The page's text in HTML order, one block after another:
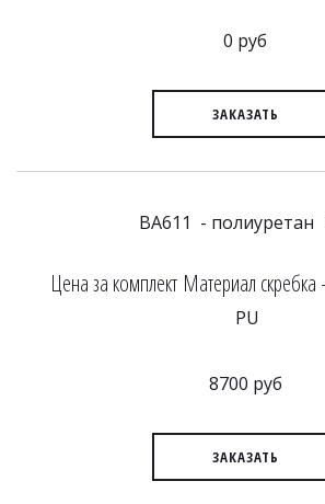
0 руб
ЗАКАЗАТЬ
BA611 - полиуретан
Цена за комплект Материал скребка -
PU
8700 руб
ЗАКАЗАТЬ